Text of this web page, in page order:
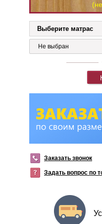
Выберите матрас
Не выбран
Заказать звонок
Задать вопрос по